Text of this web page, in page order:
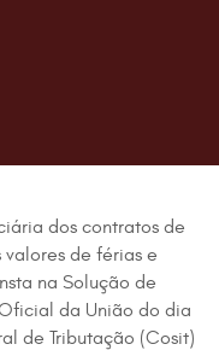
dos contratos de
de férias e
na Solução de
da União do dia
de Tributação (Cosit)